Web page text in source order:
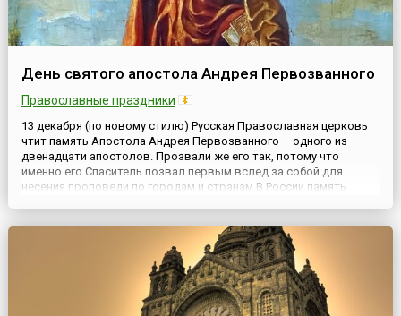
День святого апостола Андрея Первозванного
Православные праздники
13 декабря (по новому стилю) Русская Православная церковь
чтит память Апостола Андрея Первозванного – одного из
двенадцати апостолов. Прозвали же его так, потому что
именно его Спаситель позвал первым вслед за собой для
несения проповеди по городам и странам.В России память